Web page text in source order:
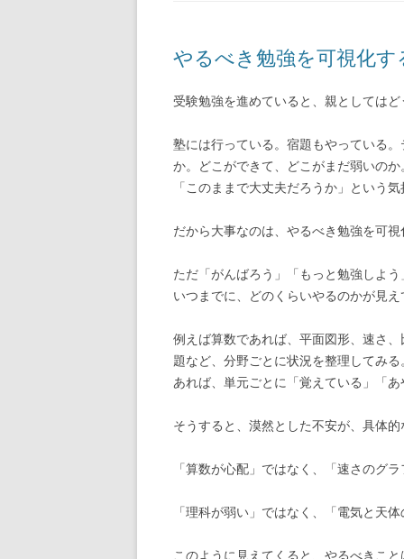
やるべき勉強を可視化す
受験勉強を進めていると、親としては
塾には行っている。宿題もやっている
か。どこができて、どこがまだ弱いの
「このままで大丈夫だろうか」という
だから大事なのは、やるべき勉強を可
ただ「がんばろう」「もっと勉強しよ
いつまでに、どのくらいやるのかが見
例えば算数であれば、平面図形、速さ
題など、分野ごとに状況を整理してみ
あれば、単元ごとに「覚えている」「
そうすると、漠然とした不安が、具体
「算数が心配」ではなく、「速さのグ
「理科が弱い」ではなく、「電気と天
このように見えてくると、やるべきこ